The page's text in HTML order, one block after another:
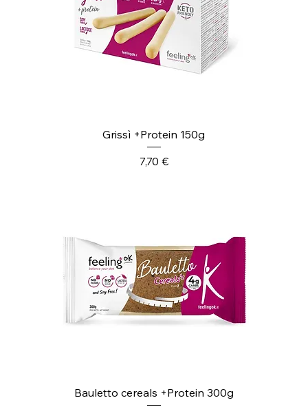
Grissì +Protein 150g
Prezzo
7,70 €
Bauletto cereals +Protein 300g